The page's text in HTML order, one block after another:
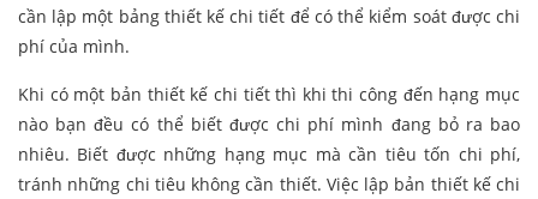
cần lập một bảng thiết kế chi tiết để có thể kiểm soát được chi
phí của mình.
Khi có một bản thiết kế chi tiết thì khi thi công đến hạng mục
nào bạn đều có thể biết được chi phí mình đang bỏ ra bao
nhiêu. Biết được những hạng mục mà cần tiêu tốn chi phí,
tránh những chi tiêu không cần thiết. Việc lập bản thiết kế chi